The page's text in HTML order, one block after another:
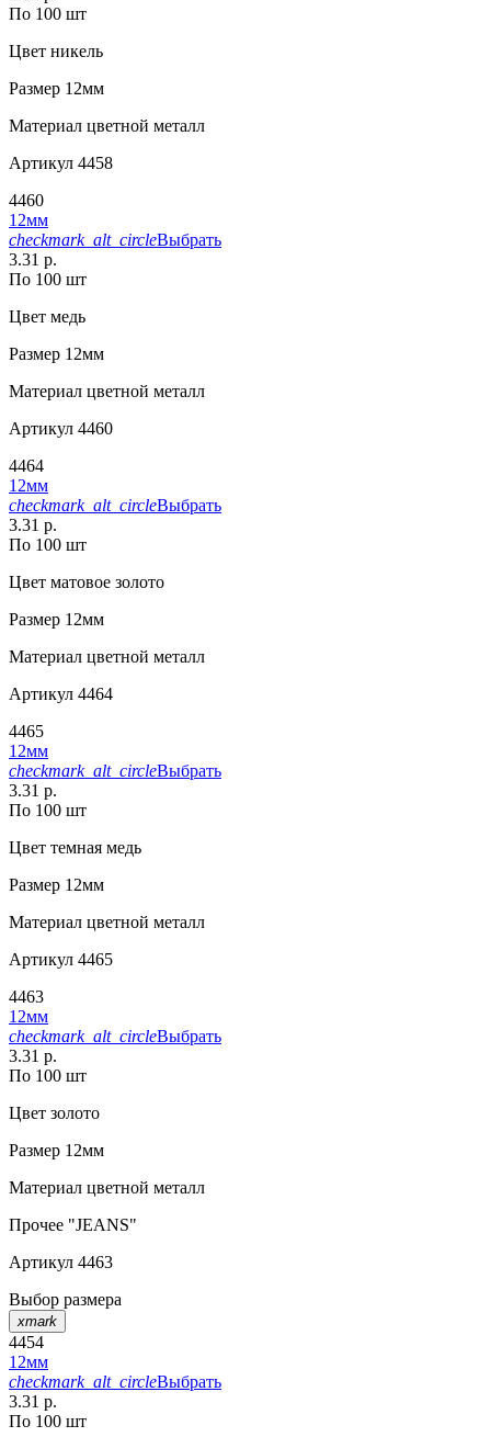
По 100 шт
Цвет никель
Размер 12мм
Материал цветной металл
Артикул 4458
4460
12мм
checkmark_alt_circleВыбрать
3.31 р.
По 100 шт
Цвет медь
Размер 12мм
Материал цветной металл
Артикул 4460
4464
12мм
checkmark_alt_circleВыбрать
3.31 р.
По 100 шт
Цвет матовое золото
Размер 12мм
Материал цветной металл
Артикул 4464
4465
12мм
checkmark_alt_circleВыбрать
3.31 р.
По 100 шт
Цвет темная медь
Размер 12мм
Материал цветной металл
Артикул 4465
4463
12мм
checkmark_alt_circleВыбрать
3.31 р.
По 100 шт
Цвет золото
Размер 12мм
Материал цветной металл
Прочее "JEANS"
Артикул 4463
Выбор размера
xmark
4454
12мм
checkmark_alt_circleВыбрать
3.31 р.
По 100 шт